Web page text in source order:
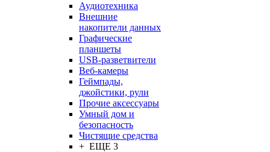
Аудиотехника
Внешние
накопители данных
Графические
планшеты
USB-разветвители
Веб-камеры
Геймпады,
джойстики, рули
Прочие аксессуары
Умный дом и
безопасность
Чистящие средства
+ ЕЩЕ 3